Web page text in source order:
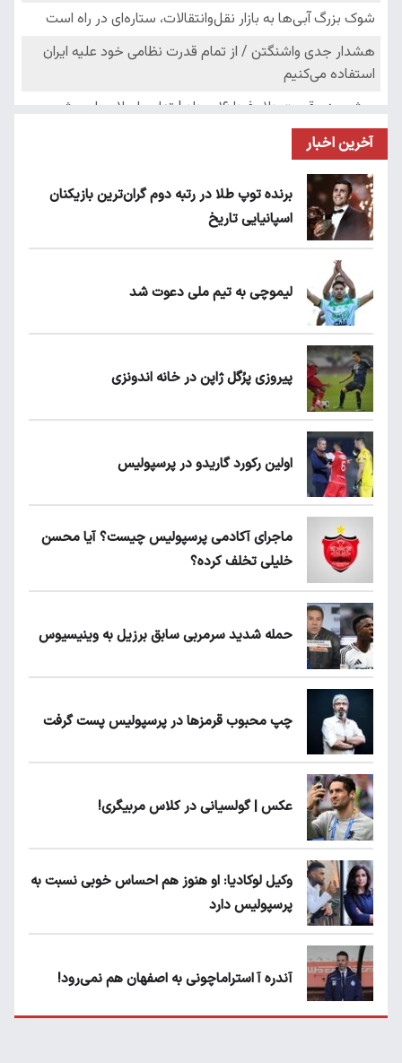
آخرین اخبار
برنده توپ طلا در رتبه دوم گران‌ترین بازیکنان
اسپانیایی تاریخ
لیموچی به تیم ملی دعوت شد
پیروزی پرُگل ژاپن در خانه اندونزی
اولین رکورد گاریدو در پرسپولیس
ماجرای آکادمی پرسپولیس چیست؟ آیا محسن
خلیلی تخلف کرده؟
حمله شدید سرمربی سابق برزیل به وینیسیوس
چپ محبوب قرمزها در پرسپولیس پست گرفت
عکس | گولسیانی در کلاس مربیگری!
وکیل لوکادیا: او هنوز هم احساس خوبی نسبت به
پرسپولیس دارد
آندره آ استراماچونی به اصفهان هم نمی‌رود!